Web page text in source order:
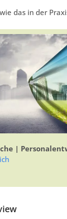
das in der
|